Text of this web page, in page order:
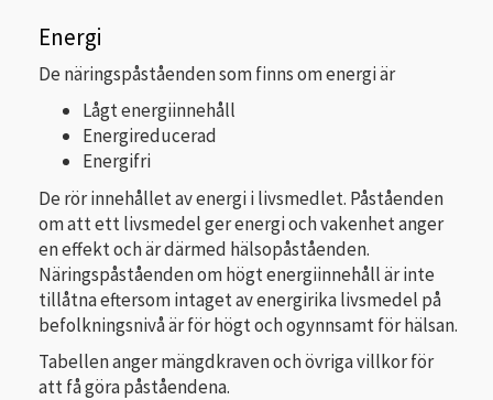
Energi
De näringspåståenden som finns om energi är
Lågt energiinnehåll
Energireducerad
Energifri
De rör innehållet av energi i livsmedlet. Påståenden
om att ett livsmedel ger energi och vakenhet anger
en effekt och är därmed hälsopåståenden.
Näringspåståenden om högt energiinnehåll är inte
tillåtna eftersom intaget av energirika livsmedel på
befolkningsnivå är för högt och ogynnsamt för hälsan.
Tabellen anger mängdkraven och övriga villkor för
att få göra påståendena.